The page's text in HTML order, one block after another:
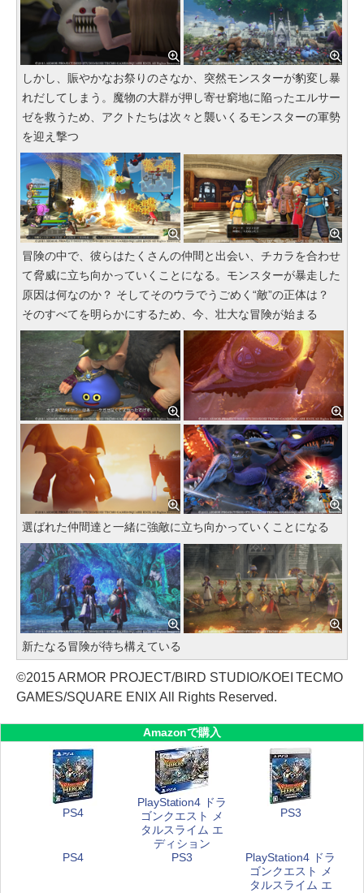
しかし、賑やかなお祭りのさなか、突然モンスターが豹変し暴
れだしてしまう。魔物の大群が押し寄せ窮地に陥ったエルサー
ゼを救うため、アクトたちは次々と襲いくるモンスターの軍勢
を迎え撃つ
冒険の中で、彼らはたくさんの仲間と出会い、チカラを合わせ
て脅威に立ち向かっていくことになる。モンスターが暴走した
原因は何なのか？ そしてそのウラでうごめく“敵”の正体は？
そのすべてを明らかにするため、今、壮大な冒険が始まる
選ばれた仲間達と一緒に強敵に立ち向かっていくことになる
新たなる冒険が待ち構えている
©2015 ARMOR PROJECT/BIRD STUDIO/KOEI TECMO
GAMES/SQUARE ENIX All Rights Reserved.
Amazonで購入
PS4
PlayStation4 ドラ
ゴンクエスト メ
タルスライム エ
ディション
PS3
PS4 PS3
PlayStation4 ドラ
ゴンクエスト メ
タルスライム エ